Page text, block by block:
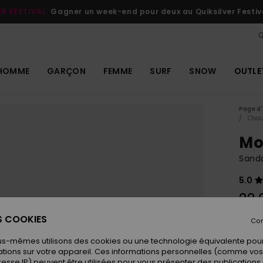
FESTIVAL Gagner un week-end pour deux au Quiksilver
GARÇON FEMME SURF SNOW
Page
5.0
COOKIES
mêmes utilisons des cookies ou une technologie équivalente
sur votre appareil. Ces informations personnelles (comme